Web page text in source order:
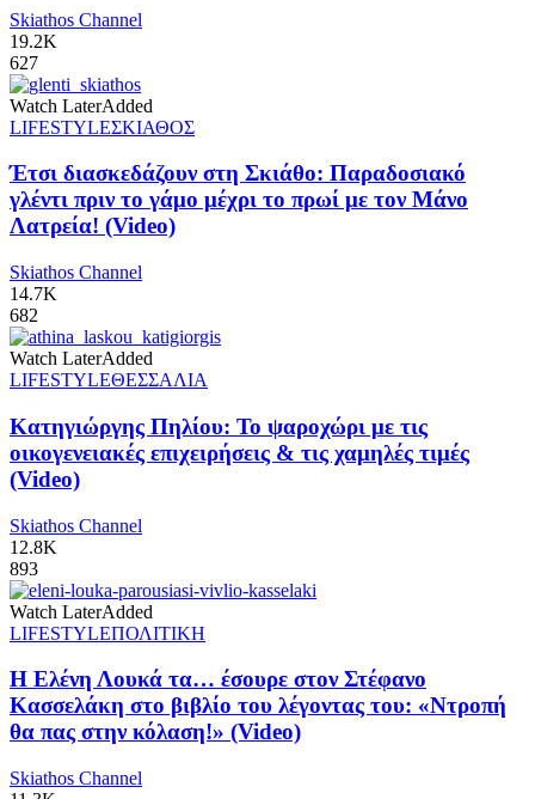
Skiathos Channel
19.2K
627
Watch LaterAdded
LIFESTYLEΣΚΙΑΘΟΣ
Έτσι διασκεδάζουν στη Σκιάθο: Παραδοσιακό
γλέντι πριν το γάμο μέχρι το πρωί με τον Μάνο
Λατρεία! (Video)
Skiathos Channel
14.7K
682
Watch LaterAdded
LIFESTYLEΘΕΣΣΑΛΙΑ
Κατηγιώργης Πηλίου: Το ψαροχώρι με τις
οικογενειακές επιχειρήσεις & τις χαμηλές τιμές
(Video)
Skiathos Channel
12.8K
893
Watch LaterAdded
LIFESTYLEΠΟΛΙΤΙΚΗ
Η Ελένη Λουκά τα… έσουρε στον Στέφανο
Κασσελάκη στο βιβλίο του λέγοντας του: «Ντροπή
θα πας στην κόλαση!» (Video)
Skiathos Channel